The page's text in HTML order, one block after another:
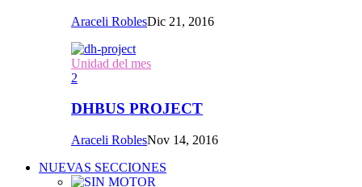
Araceli RoblesDic 21, 2016
Unidad del mes
2
DHBUS PROJECT
Araceli RoblesNov 14, 2016
NUEVAS SECCIONES